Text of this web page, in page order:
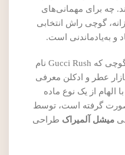
چه برای مهمانی‌های
گوچی راش انتخابی
و به‌یادماندنی است.
دومین محصول برند ایتالیایی گوچی که Gucci Rush نام
میلادی به بازار عطر و ادکلن معرفی
الهام از یک نوع ماده
دهه ۸۰ آمریکا صورت گرفته است، توسط
میشل آلمیراک طراحی